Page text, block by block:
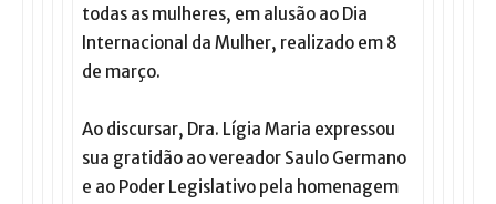
todas as mulheres, em alusão ao Dia
Internacional da Mulher, realizado em 8
de março.
Ao discursar, Dra. Lígia Maria expressou
sua gratidão ao vereador Saulo Germano
e ao Poder Legislativo pela homenagem